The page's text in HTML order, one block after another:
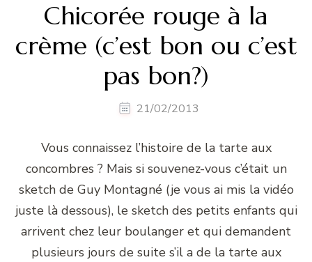
Chicorée rouge à la
crème (c’est bon ou c’est
pas bon?)
21/02/2013
Vous connaissez l’histoire de la tarte aux
concombres ? Mais si souvenez-vous c’était un
sketch de Guy Montagné (je vous ai mis la vidéo
juste là dessous), le sketch des petits enfants qui
arrivent chez leur boulanger et qui demandent
plusieurs jours de suite s’il a de la tarte aux